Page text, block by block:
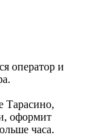
оператор и
Тарасино,
оформит
часа.